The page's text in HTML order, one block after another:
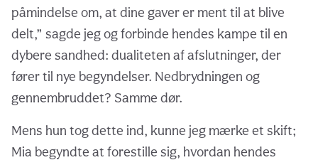
påmindelse om, at dine gaver er ment til at blive
delt,” sagde jeg og forbinde hendes kampe til en
dybere sandhed: dualiteten af afslutninger, der
fører til nye begyndelser. Nedbrydningen og
gennembruddet? Samme dør.
Mens hun tog dette ind, kunne jeg mærke et skift;
Mia begyndte at forestille sig, hvordan hendes